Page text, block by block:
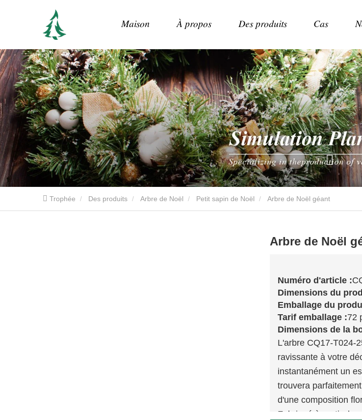
Maison À propos Des produits Cas
Trophée Des produits Arbre de Noël Petit sapin de Noël Arbre de Noël géant
Arbre de Noël
Numéro d'article :
Dimensions du
Emballage du
Tarif emballage :72
Dimensions de la
L'arbre CQ17-T024-
ravissante à votre
instantanément un
trouvera
d'une composition
Fabriqué à partir de